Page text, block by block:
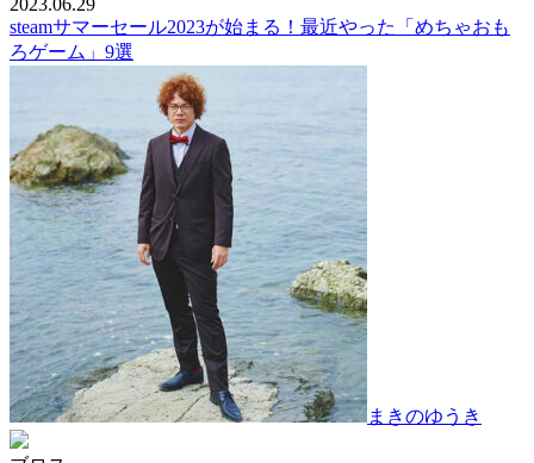
steamサマーセール2023が始まる！最近やった「めちゃおも
ろゲーム」9選
まきのゆうき